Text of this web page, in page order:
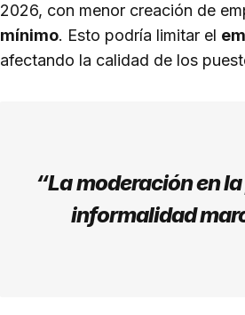
2026, con menor creación de
mínimo. Esto podría limitar el
afectando la calidad de los
“La moderación en
informalidad